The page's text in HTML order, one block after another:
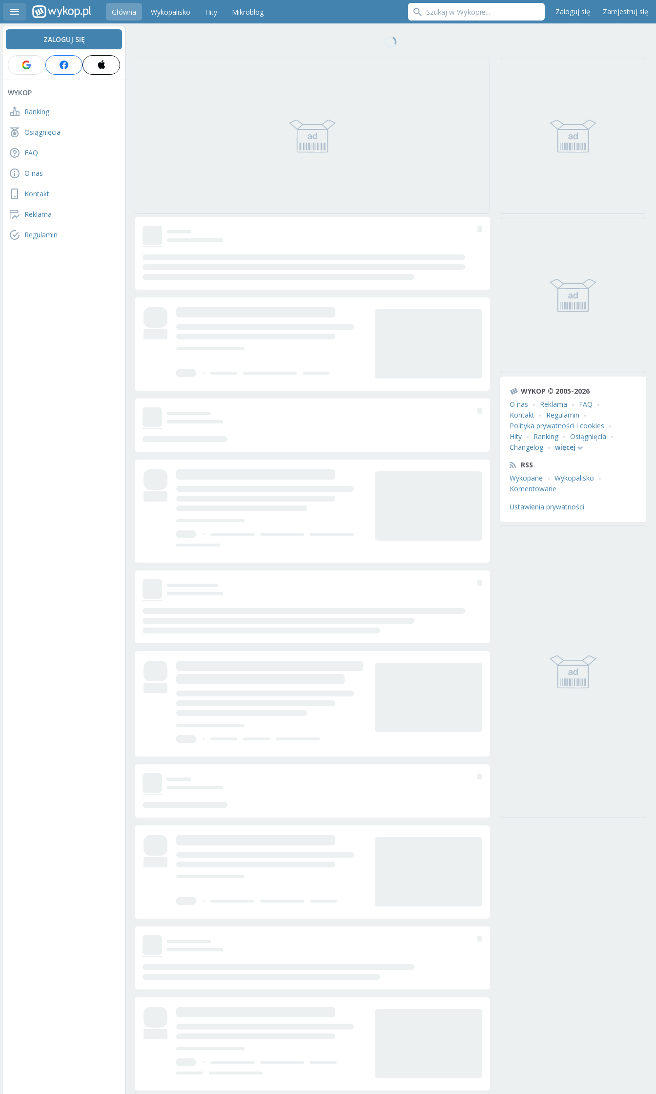
Główna Wykopalisko Hity Mikroblog Zaloguj się Zarejestruj się
ZALOGUJ SIĘ
WYKOP
Ranking
Osiągnięcia
FAQ
O nas
Kontakt
Reklama
Regulamin
WYKOP © 2005-2026
O nas
Reklama
FAQ
Kontakt
Regulamin
Polityka prywatności i cookies
Hity
Ranking
Osiągnięcia
Changelog
więcej
RSS
Wykopane
Wykopalisko
Komentowane
Ustawienia prywatności